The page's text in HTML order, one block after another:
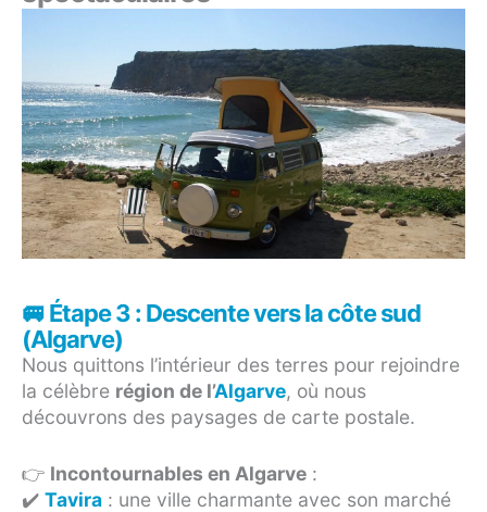
🚐 Étape 3 : Descente vers la côte sud
(Algarve)
Nous quittons l’intérieur des terres pour rejoindre
la célèbre région de l’Algarve, où nous
découvrons des paysages de carte postale.
👉 Incontournables en Algarve :
✔️ Tavira : une ville charmante avec son marché